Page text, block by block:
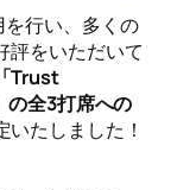
行い、多くの
評をいただいて
Trust
全3打席への
いたしました！